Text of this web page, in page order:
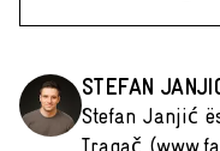
STEFAN
Stefan Janjić